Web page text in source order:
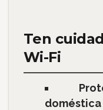
Ten
Wi-Fi
doméstica